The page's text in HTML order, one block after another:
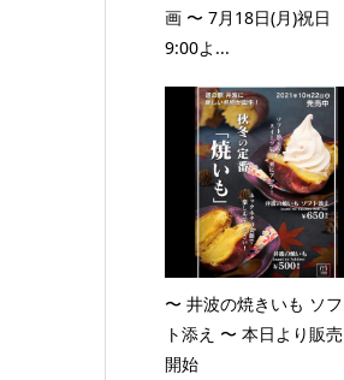
画 〜 7月18日(月)祝日
9:00よ...
〜 井波の焼きいも ソフ
ト添え 〜 本日より販売
開始